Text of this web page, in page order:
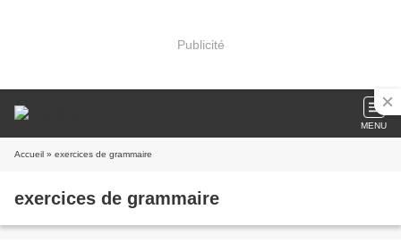
Publicité
MENU
Accueil » exercices de grammaire
exercices de grammaire